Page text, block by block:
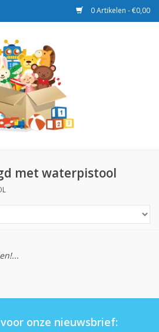
0 Artikelen - €0,00
met waterpistool
onze nieuwsbrief: